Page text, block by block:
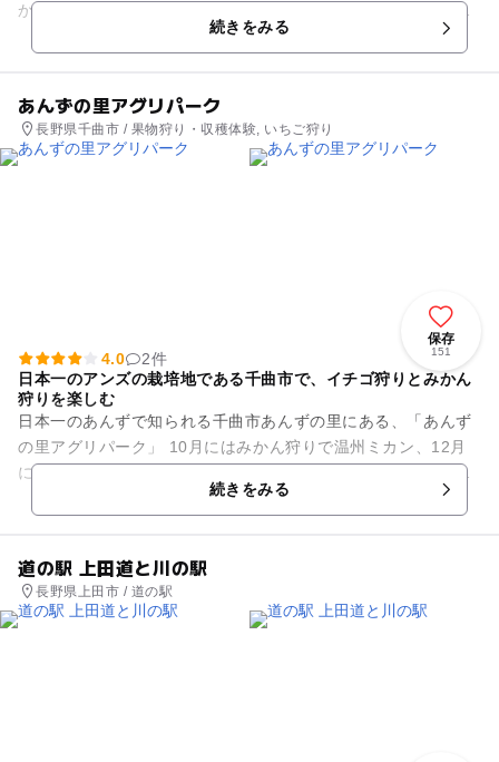
からは北アルプスの山並を背景に安曇野の田園風景が広がりま
続きをみる
あんずの里アグリパーク
長野県千曲市 / 果物狩り・収穫体験, いちご狩り
保存
151
4.0
2件
日本一のアンズの栽培地である千曲市で、イチゴ狩りとみかん
狩りを楽しむ
日本一のあんずで知られる千曲市あんずの里にある、「あんず
の里アグリパーク」 10月にはみかん狩りで温州ミカン、12月
になるといちご園がオープンし、甘くておいしい章姫が味わえ
続きをみる
道の駅 上田道と川の駅
長野県上田市 / 道の駅